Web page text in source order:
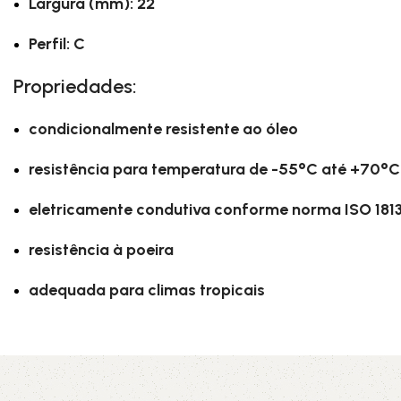
Perfil: C
Propriedades:
condicionalmente resistente ao óleo
resistência para temperatura de -55°C até +70°C
eletricamente condutiva conforme norma ISO
resistência à poeira
adequada para climas tropicais